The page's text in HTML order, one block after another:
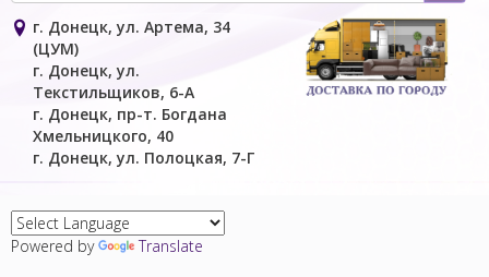
г. Донецк, ул. Артема, 34
(ЦУМ)
г. Донецк, ул.
Текстильщиков, 6-А
г. Донецк, пр-т. Богдана
Хмельницкого, 40
г. Донецк, ул. Полоцкая, 7-Г
Powered by Translate